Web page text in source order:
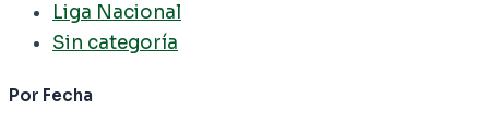
Liga Nacional
Sin categoría
Por Fecha